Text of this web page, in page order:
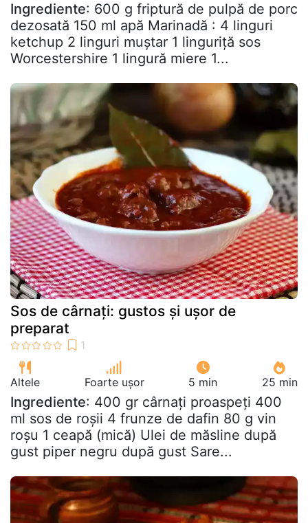
Ingrediente: 600 g friptură de pulpă de porc
dezosată 150 ml apă Marinadă : 4 linguri
ketchup 2 linguri muștar 1 linguriță sos
Worcestershire 1 lingură miere 1...
Sos de cârnați: gustos și ușor de
preparat
Altele Foarte ușor 5 min 25 min
Ingrediente: 400 gr cârnați proaspeți 400
ml sos de roșii 4 frunze de dafin 80 g vin
roșu 1 ceapă (mică) Ulei de măsline după
gust piper negru după gust Sare...